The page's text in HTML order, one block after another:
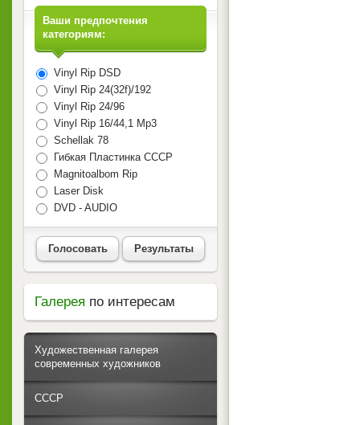
Ваши предпочтения
категориям:
Vinyl Rip DSD
Vinyl Rip 24(32f)/192
Vinyl Rip 24/96
Vinyl Rip 16/44,1 Mp3
Schellak 78
Гибкая Пластинка СССР
Magnitoalbom Rip
Laser Disk
DVD - AUDIO
Голосовать Результаты
Галерея по интересам
Художественная галерея
современных художников
СССР